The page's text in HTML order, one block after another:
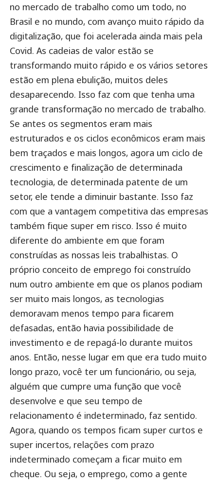
no mercado de trabalho como um todo, no
Brasil e no mundo, com avanço muito rápido da
digitalização, que foi acelerada ainda mais pela
Covid. As cadeias de valor estão se
transformando muito rápido e os vários setores
estão em plena ebulição, muitos deles
desaparecendo. Isso faz com que tenha uma
grande transformação no mercado de trabalho.
Se antes os segmentos eram mais
estruturados e os ciclos econômicos eram mais
bem traçados e mais longos, agora um ciclo de
crescimento e finalização de determinada
tecnologia, de determinada patente de um
setor, ele tende a diminuir bastante. Isso faz
com que a vantagem competitiva das empresas
também fique super em risco. Isso é muito
diferente do ambiente em que foram
construídas as nossas leis trabalhistas. O
próprio conceito de emprego foi construído
num outro ambiente em que os planos podiam
ser muito mais longos, as tecnologias
demoravam menos tempo para ficarem
defasadas, então havia possibilidade de
investimento e de repagá-lo durante muitos
anos. Então, nesse lugar em que era tudo muito
longo prazo, você ter um funcionário, ou seja,
alguém que cumpre uma função que você
desenvolve e que seu tempo de
relacionamento é indeterminado, faz sentido.
Agora, quando os tempos ficam super curtos e
super incertos, relações com prazo
indeterminado começam a ficar muito em
cheque. Ou seja, o emprego, como a gente